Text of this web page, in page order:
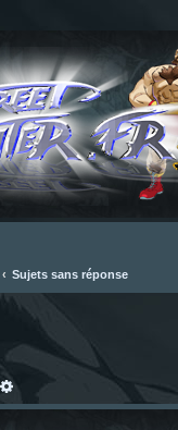
Sujets sans réponse
Recherche avancée